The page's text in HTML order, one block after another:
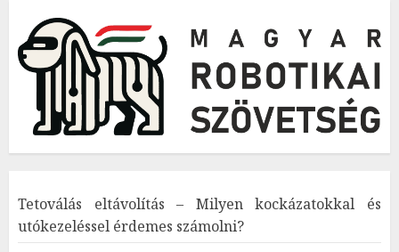
Tetoválás eltávolítás – Milyen kockázatokkal és
utókezeléssel érdemes számolni?